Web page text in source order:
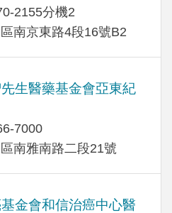
2155分機2
南京東路4段16號B2
生醫藥基金會亞東紀
7000
南雅南路二段21號
金會和信治癌中心醫